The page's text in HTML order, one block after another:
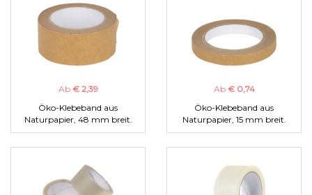
Ab € 2,39
Öko-Klebeband aus
Naturpapier, 48 mm breit.
Ab € 0,74
Öko-Klebeband aus
Naturpapier, 15 mm breit.